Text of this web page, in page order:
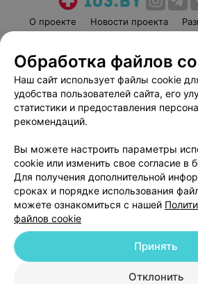
О проекте Новости проекта
Пользовательское соглашение
Вакансии
Написать руководителю
Обработка персональных
© 2026 ООО «Артокс Лаб», УНП 191700409
|
Обработка файлов
Наш сайт использует файлы cookie
удобства пользователей сайта, его
статистики и предоставления
рекомендаций.
Вы можете настроить параметры
cookie или изменить свое согласие в
Для получения дополнительной
сроках и порядке использования
можете ознакомиться с нашей
файлов cookie
Отклонить
Принять